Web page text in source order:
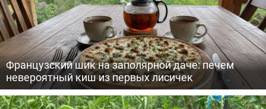
Французский шик на заполярной даче: печем
невероятный киш из первых лисичек